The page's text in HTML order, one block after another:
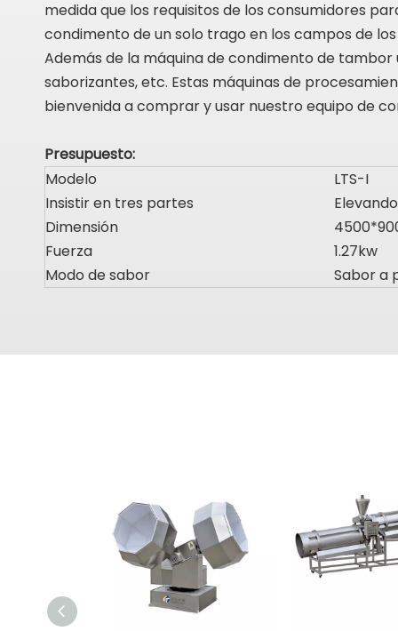
medida que los requisitos de los consumidores
condimento de un solo trago en los campos de
Además de la máquina de condimento de
saborizantes, etc. Estas máquinas de
bienvenida a comprar y usar nuestro equipo de
Presupuesto:
Modelo
LTS-I
Insistir en tres partes
Dimensión
Fuerza
1.27kw
Modo de sabor
Sabor a